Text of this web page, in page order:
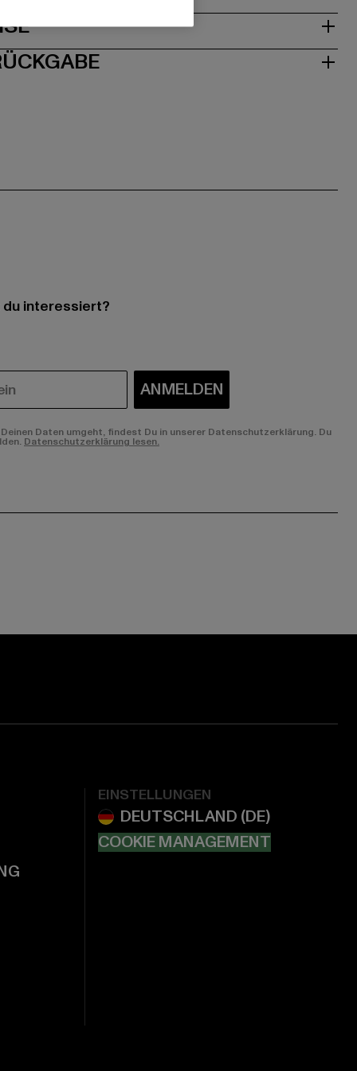
interessiert?
ANMELDEN
Daten umgeht, findest Du in unserer Datenschutzerklärung. Du
Datenschutzerklärung lesen.
EINSTELLUNGEN
COOKIE MANAGEMENT